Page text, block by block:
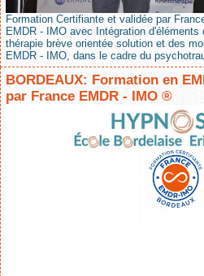
Formation Certifiante et validée par
EMDR - IMO avec Intégration
thérapie brève orientée solution et des
EMDR - IMO, dans le cadre du
BORDEAUX: Formation en
par France EMDR - IMO ®